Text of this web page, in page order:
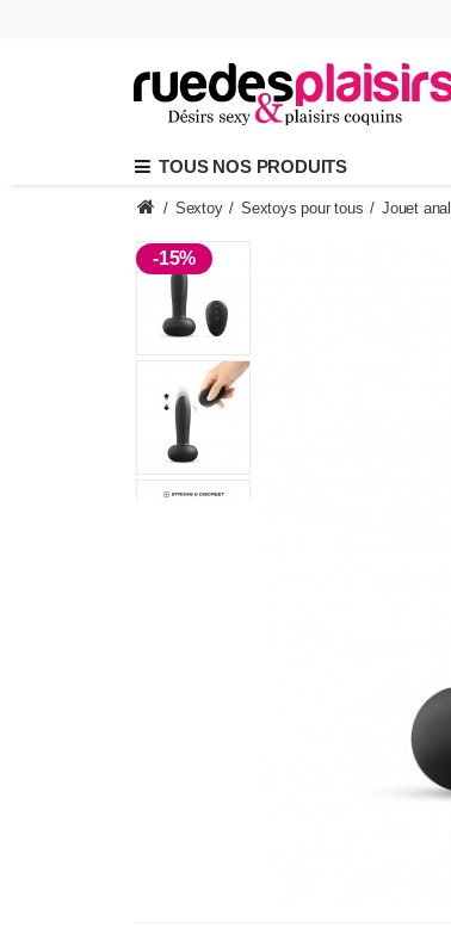
TOUS NOS PRODUITS
/ Sextoy / Sextoys pour tous / Jouet anal
-15%